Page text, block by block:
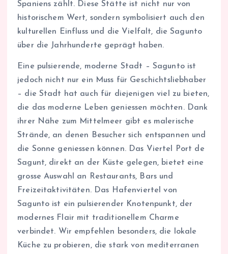
Spaniens zählt. Diese Stätte ist nicht nur von
historischem Wert, sondern symbolisiert auch den
kulturellen Einfluss und die Vielfalt, die Sagunto
über die Jahrhunderte geprägt haben.
Eine pulsierende, moderne Stadt – Sagunto ist
jedoch nicht nur ein Muss für Geschichtsliebhaber
– die Stadt hat auch für diejenigen viel zu bieten,
die das moderne Leben geniessen möchten. Dank
ihrer Nähe zum Mittelmeer gibt es malerische
Strände, an denen Besucher sich entspannen und
die Sonne geniessen können. Das Viertel Port de
Sagunt, direkt an der Küste gelegen, bietet eine
grosse Auswahl an Restaurants, Bars und
Freizeitaktivitäten. Das Hafenviertel von
Sagunto ist ein pulsierender Knotenpunkt, der
modernes Flair mit traditionellem Charme
verbindet. Wir empfehlen besonders, die lokale
Küche zu probieren, die stark von mediterranen